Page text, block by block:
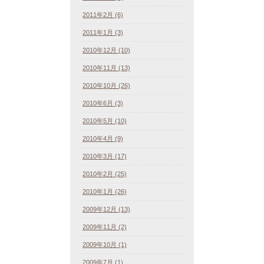
2011年2月 (6)
2011年1月 (3)
2010年12月 (10)
2010年11月 (13)
2010年10月 (26)
2010年6月 (3)
2010年5月 (10)
2010年4月 (9)
2010年3月 (17)
2010年2月 (25)
2010年1月 (26)
2009年12月 (13)
2009年11月 (2)
2009年10月 (1)
2009年7月 (1)